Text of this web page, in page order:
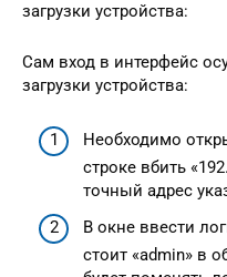
загрузки устройства:
Сам вход в интерфейс
загрузки устройства:
Необходимо
строке вбить
точный адрес
В окне ввести
стоит «admin» в